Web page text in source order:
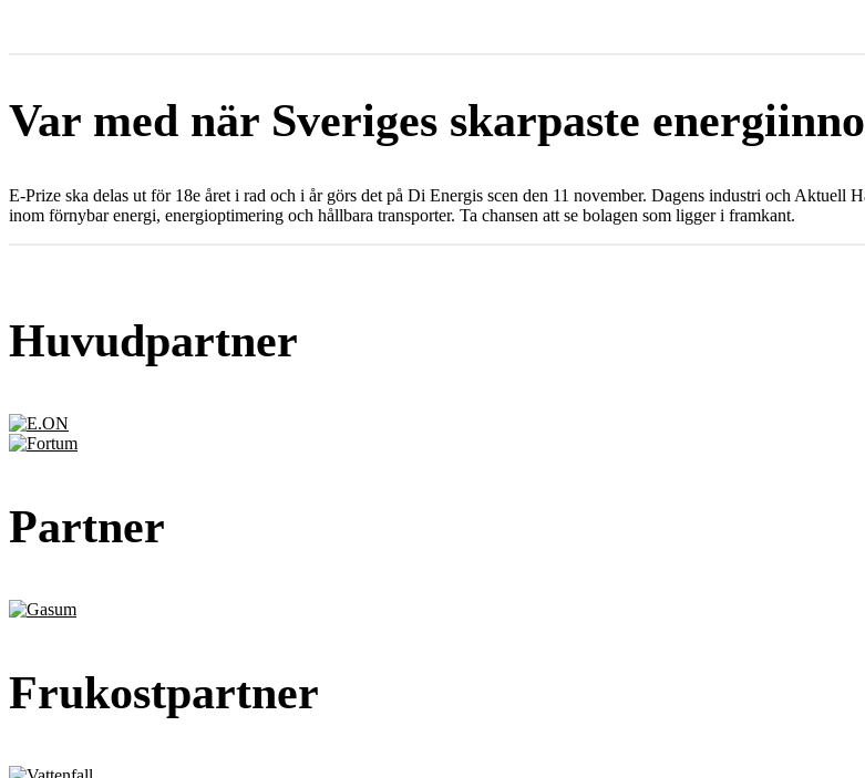
Var med när Sveriges skarpaste
E-Prize ska delas ut för 18e året i rad och i år görs det på Di Energis scen den 11 november. Dagens industri och
inom förnybar energi, energioptimering och hållbara transporter. Ta chansen att se bolagen som ligger i framkant.
Huvudpartner
Partner
Frukostpartner